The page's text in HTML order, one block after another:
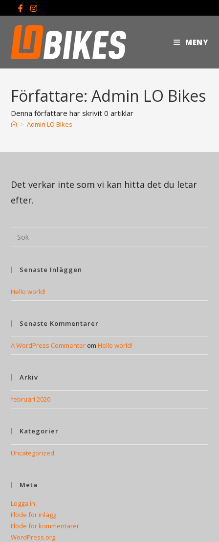
MENY
Författare:Admin LO Bikes
Denna författare har skrivit 0 artiklar
> Admin LO Bikes
Det verkar inte som vi kan hitta det du letar
efter.
Senaste Inläggen
Hello world!
Senaste Kommentarer
A WordPress Commenter omHello world!
Arkiv
februari 2020
Kategorier
Uncategorized
Meta
Logga in
Flöde för inlägg
Flöde för kommentarer
WordPress.org